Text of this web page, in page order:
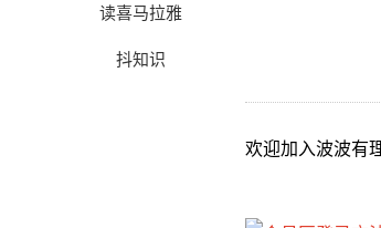
读喜马拉雅
抖知识
欢迎加入波波有